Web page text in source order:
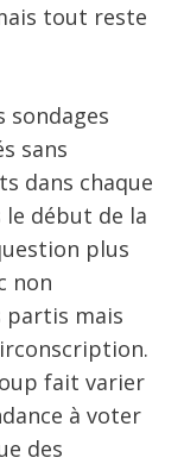
tout reste
sondages
sans
dans chaque
début de la
plus
non
partis mais
fait varier
à voter
des